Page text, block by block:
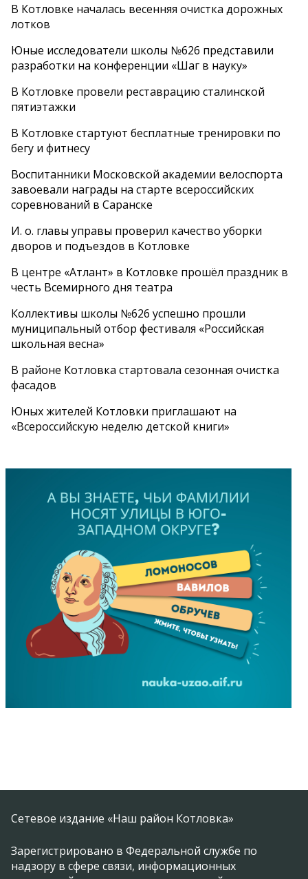
В Котловке началась весенняя очистка дорожных
лотков
Юные исследователи школы №626 представили
разработки на конференции «Шаг в науку»
В Котловке провели реставрацию сталинской
пятиэтажки
В Котловке стартуют бесплатные тренировки по
бегу и фитнесу
Воспитанники Московской академии велоспорта
завоевали награды на старте всероссийских
соревнований в Саранске
И. о. главы управы проверил качество уборки
дворов и подъездов в Котловке
В центре «Атлант» в Котловке прошёл праздник в
честь Всемирного дня театра
Коллективы школы №626 успешно прошли
муниципальный отбор фестиваля «Российская
школьная весна»
В районе Котловка стартовала сезонная очистка
фасадов
Юных жителей Котловки приглашают на
«Всероссийскую неделю детской книги»
Сетевое издание «Наш район Котловка»
Зарегистрировано в Федеральной службе по
надзору в сфере связи, информационных